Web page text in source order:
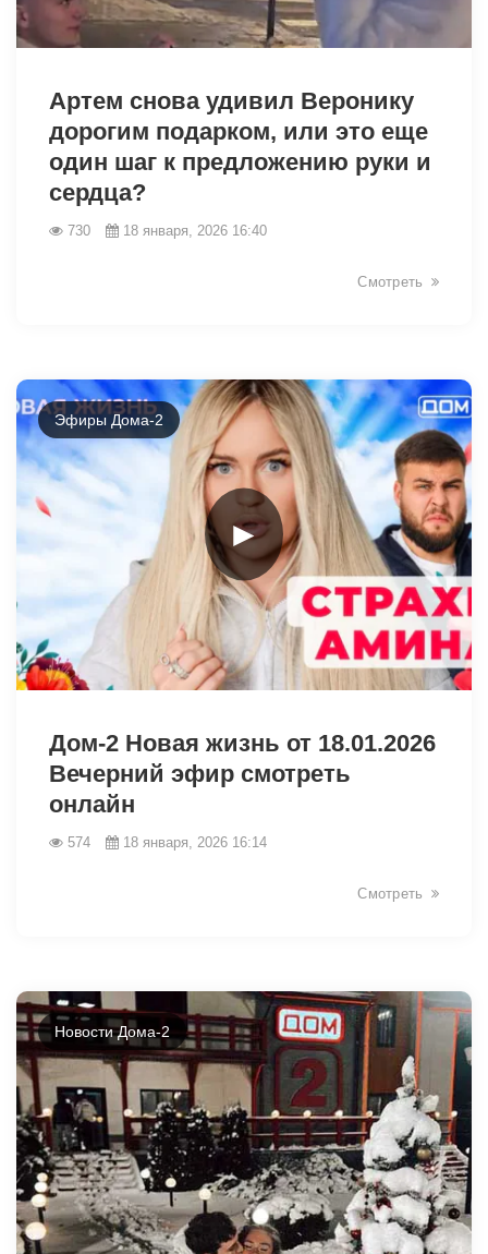
28431
Артем снова удивил Веронику
дорогим подарком, или это еще
один шаг к предложению руки и
сердца?
730 18 января, 2026 16:40
Смотреть
►
Эфиры Дома-2
Дом-2 Новая жизнь от 18.01.2026
Вечерний эфир смотреть
онлайн
574 18 января, 2026 16:14
Смотреть
Новости Дома-2